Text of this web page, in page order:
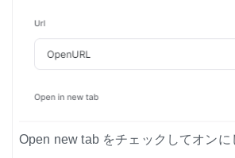
Open new tab をチェックしてオンに